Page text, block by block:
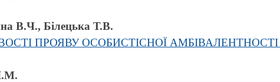
В.Ч., Білецька Т.В.
ПРОЯВУ ОСОБИСТІСНОЇ